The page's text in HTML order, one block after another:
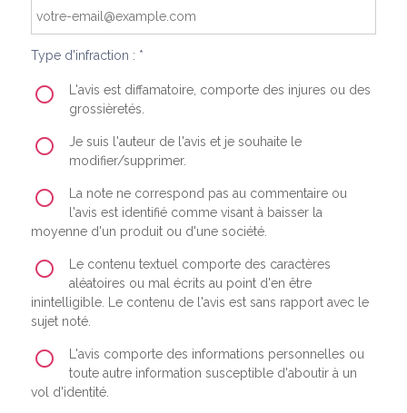
Type d'infraction : *
L'avis est diffamatoire, comporte des injures ou des
grossièretés.
Je suis l'auteur de l'avis et je souhaite le
modifier/supprimer.
La note ne correspond pas au commentaire ou
l'avis est identifié comme visant à baisser la
moyenne d'un produit ou d'une société.
Le contenu textuel comporte des caractères
aléatoires ou mal écrits au point d'en être
inintelligible. Le contenu de l'avis est sans rapport avec le
sujet noté.
L'avis comporte des informations personnelles ou
toute autre information susceptible d'aboutir à un
vol d'identité.